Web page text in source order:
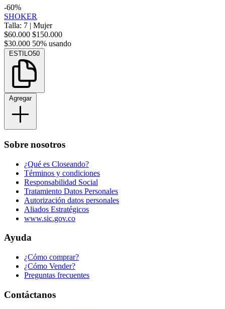
-60%
SHOKER
Talla: 7 | Mujer
$60.000 $150.000
$30.000 50% usando
ESTILO50
Agregar
Sobre nosotros
¿Qué es Closeando?
Términos y condiciones
Responsabilidad Social
Tratamiento Datos Personales
Autorización datos personales
Aliados Estratégicos
www.sic.gov.co
Ayuda
¿Cómo comprar?
¿Cómo Vender?
Preguntas frecuentes
Contáctanos